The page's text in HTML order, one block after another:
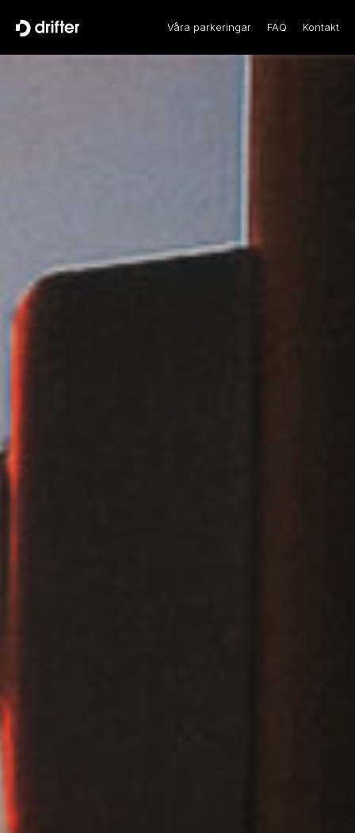
Våra parkeringar FAQ Kontakt